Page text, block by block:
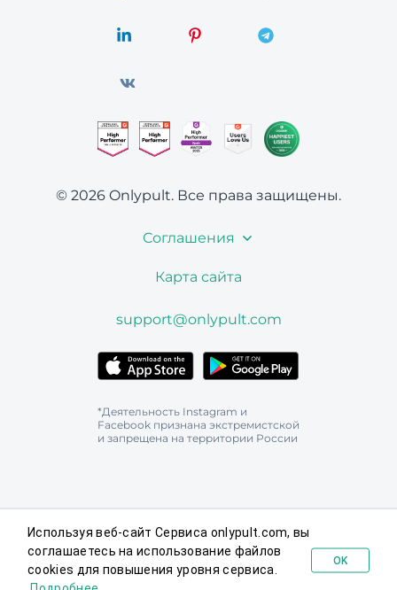
© 2026 Onlypult. Все права защищены.
Соглашения
Карта сайта
support@onlypult.com
*Деятельность Instagram и
Facebook признана экстремистской
и запрещена на территории России
Используя веб-сайт Сервиса onlypult.com, вы
соглашаетесь на использование файлов
cookies для повышения уровня сервиса.
OK
Попробовать бесплатно